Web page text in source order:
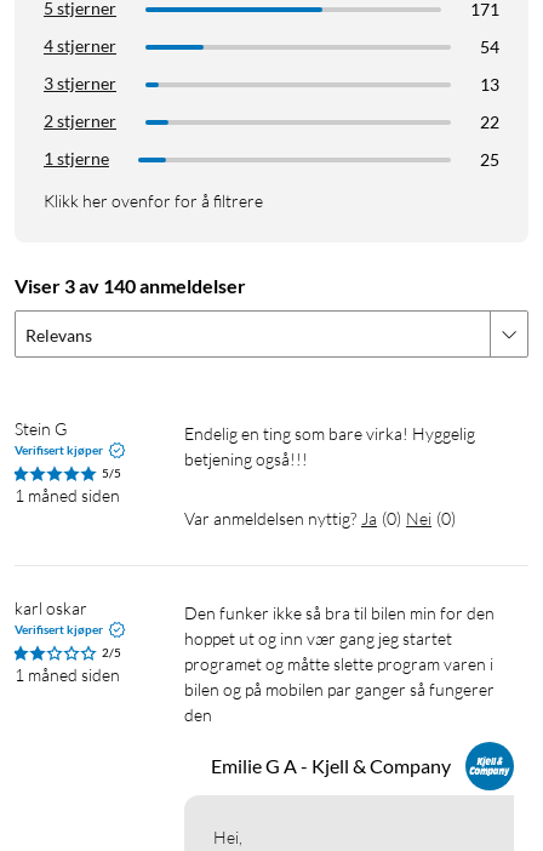
Android enheter med Android 12 eller nyere
Tilkobling: USB-A eller USB-C med medfølgende adapter
Vekt: 12 g
Trådløs frekvens: 2,4 GHz og 5 GHz
Effektiv utstrålt effekt: 12,52 dBm (maks.)
I pakken
USB-A til USB-C overgang
Manual
5 stjerner
171
4 stjerner
54
3 stjerner
13
2 stjerner
22
1 stjerne
25
Klikk her ovenfor for å filtrere
Viser 3 av 140 anmeldelser
Relevans
Stein G
Verifisert kjøper
5/5
1 måned siden
Endelig en ting som bare virka! Hyggelig
betjening også!!!
Var anmeldelsen nyttig? Ja (0) Nei (0)
karl oskar
Verifisert kjøper
2/5
1 måned siden
Den funker ikke så bra til bilen min for den
hoppet ut og inn vær gang jeg startet
programet og måtte slette program varen i
bilen og på mobilen par ganger så fungerer
den
Emilie G A - Kjell & Company
Hei,